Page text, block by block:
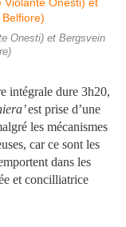
Onesti) et Bergsvein
intégrale dure 3h20,
est prise d’une
les mécanismes
car ce sont les
dans les
et concilliatrice